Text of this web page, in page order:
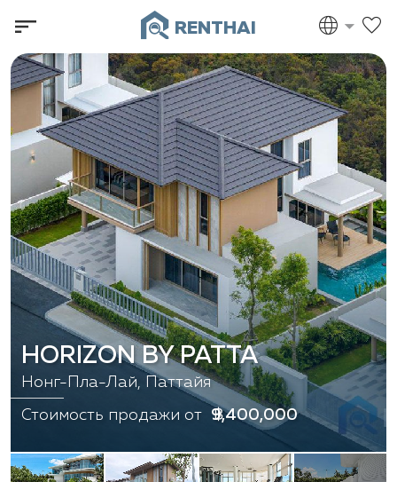
RENTHAI
HORIZON BY PATTA
Нонг-Пла-Лай, Паттайя
Стоимость продажи от ฿ 9,400,000